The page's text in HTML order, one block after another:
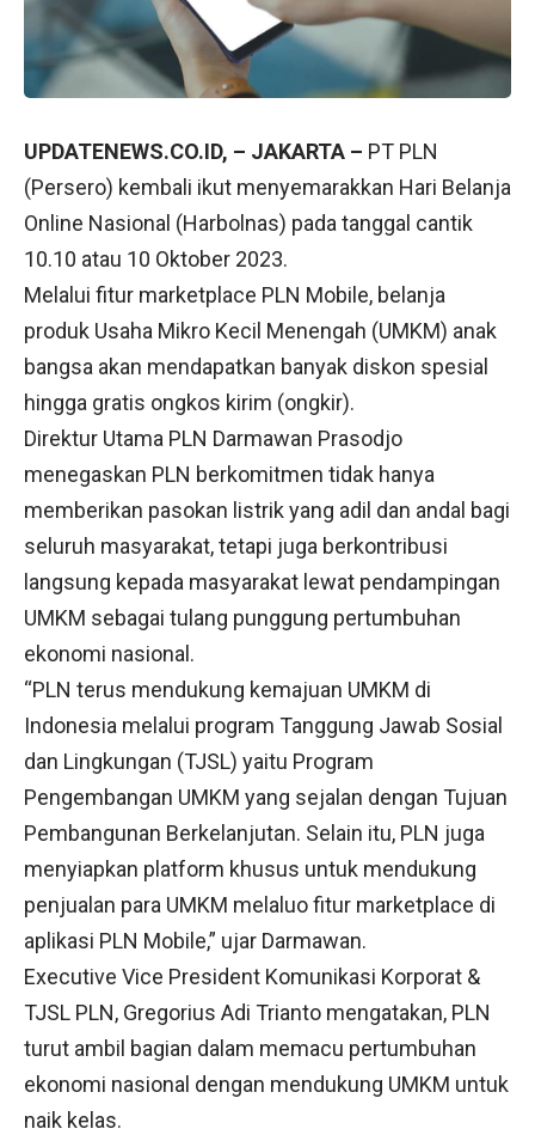
UPDATENEWS.CO.ID, – JAKARTA – PT PLN
(Persero) kembali ikut menyemarakkan Hari Belanja
Online Nasional (Harbolnas) pada tanggal cantik
10.10 atau 10 Oktober 2023.
Melalui fitur marketplace PLN Mobile, belanja
produk Usaha Mikro Kecil Menengah (UMKM) anak
bangsa akan mendapatkan banyak diskon spesial
hingga gratis ongkos kirim (ongkir).
Direktur Utama PLN Darmawan Prasodjo
menegaskan PLN berkomitmen tidak hanya
memberikan pasokan listrik yang adil dan andal bagi
seluruh masyarakat, tetapi juga berkontribusi
langsung kepada masyarakat lewat pendampingan
UMKM sebagai tulang punggung pertumbuhan
ekonomi nasional.
“PLN terus mendukung kemajuan UMKM di
Indonesia melalui program Tanggung Jawab Sosial
dan Lingkungan (TJSL) yaitu Program
Pengembangan UMKM yang sejalan dengan Tujuan
Pembangunan Berkelanjutan. Selain itu, PLN juga
menyiapkan platform khusus untuk mendukung
penjualan para UMKM melaluo fitur marketplace di
aplikasi PLN Mobile,” ujar Darmawan.
Executive Vice President Komunikasi Korporat &
TJSL PLN, Gregorius Adi Trianto mengatakan, PLN
turut ambil bagian dalam memacu pertumbuhan
ekonomi nasional dengan mendukung UMKM untuk
naik kelas.